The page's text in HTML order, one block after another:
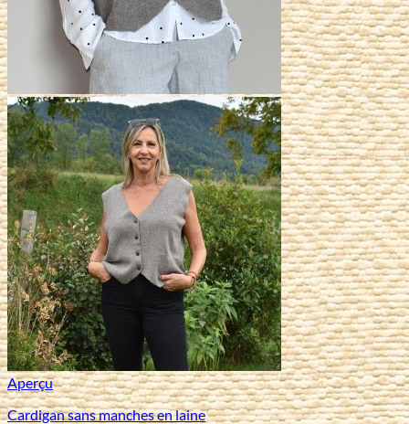
Aperçu
Cardigan sans manches en laine